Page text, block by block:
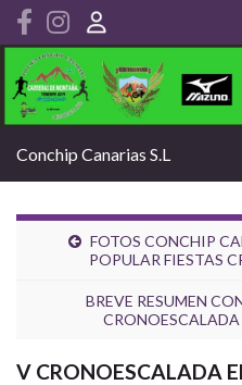
Search for:
Conchip Canarias S.L
FOTOS CONCHIP
POPULAR FIESTAS
BREVE RESUMEN
V CRONOESCALADA